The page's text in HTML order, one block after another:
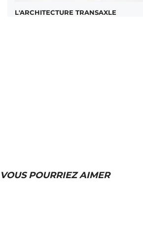
L'ARCHITECTURE TRANSAXLE
VOUS POURRIEZ AIMER